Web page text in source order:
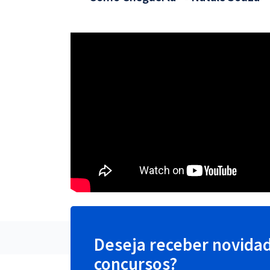
Deseja receber
concursos?